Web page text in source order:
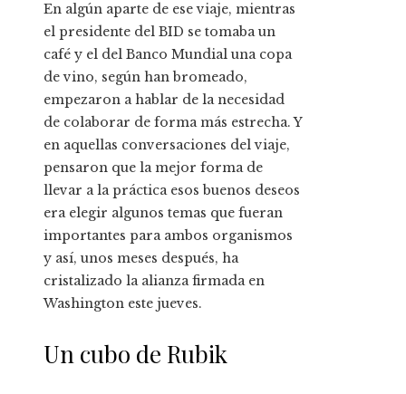
En algún aparte de ese viaje, mientras
el presidente del BID se tomaba un
café y el del Banco Mundial una copa
de vino, según han bromeado,
empezaron a hablar de la necesidad
de colaborar de forma más estrecha. Y
en aquellas conversaciones del viaje,
pensaron que la mejor forma de
llevar a la práctica esos buenos deseos
era elegir algunos temas que fueran
importantes para ambos organismos
y así, unos meses después, ha
cristalizado la alianza firmada en
Washington este jueves.
Un cubo de Rubik